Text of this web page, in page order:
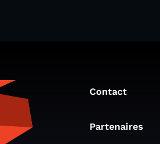
Contact
Partenaires